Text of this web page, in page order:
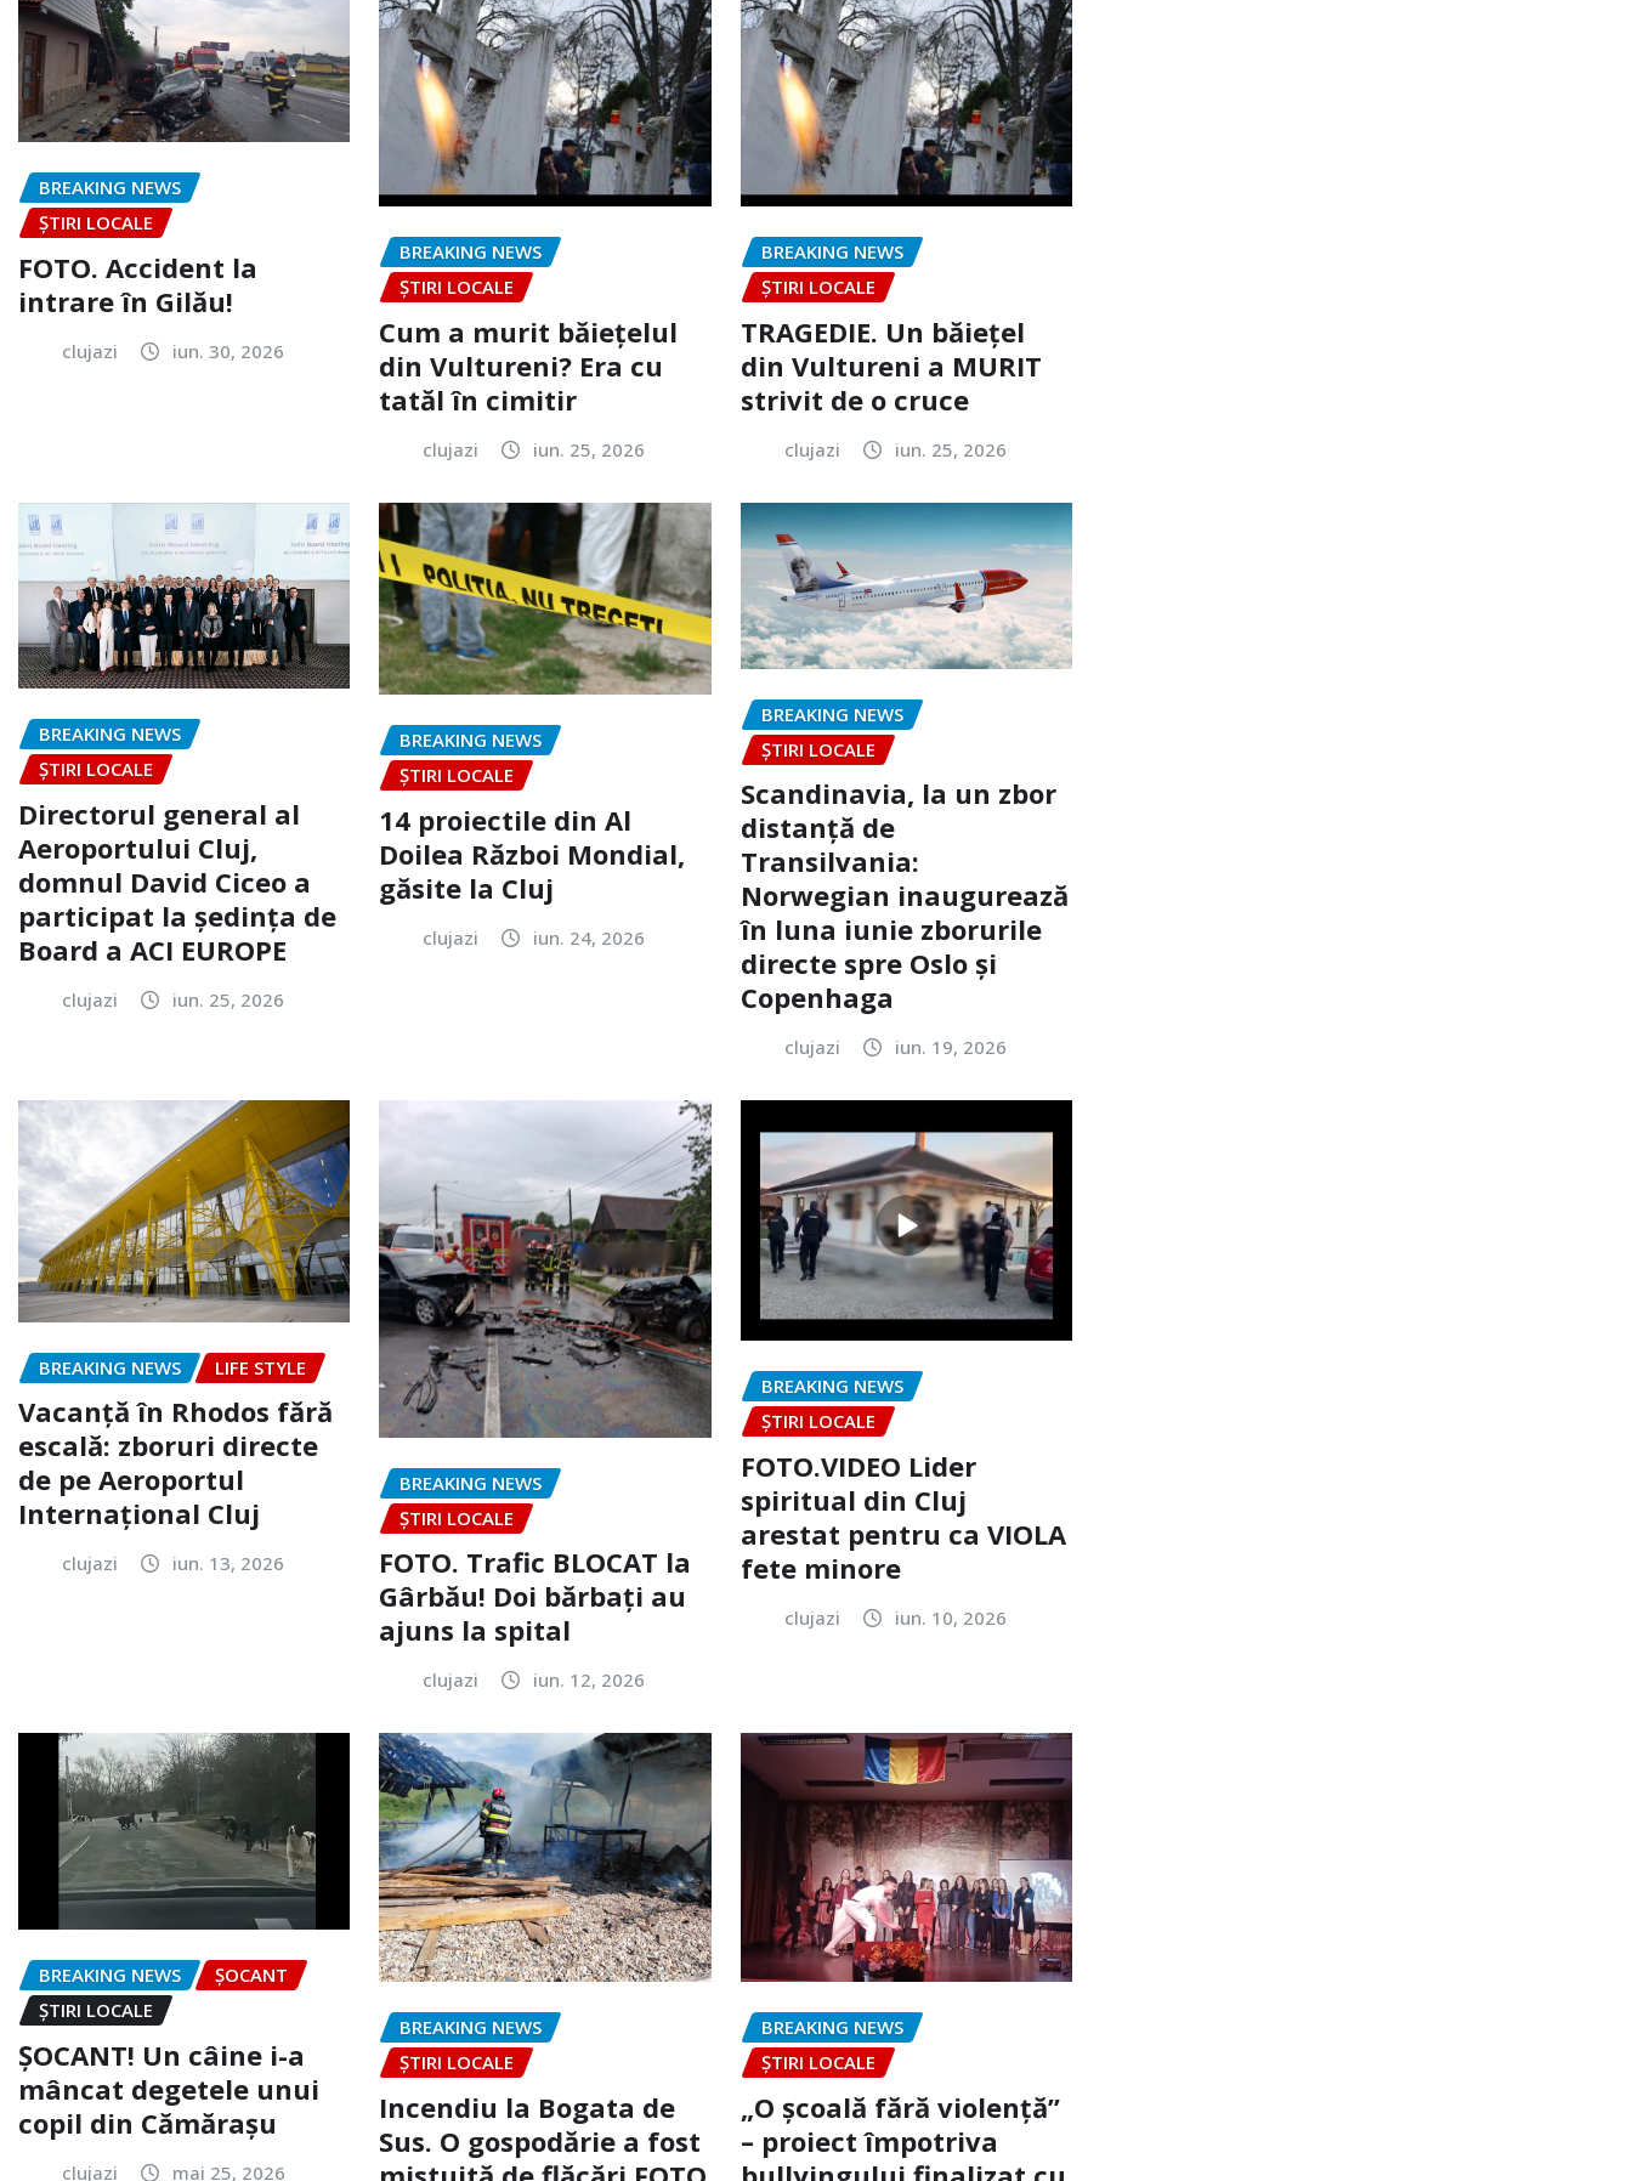
BREAKING NEWS
ȘTIRI LOCALE
FOTO. Accident la
intrare în Gilău!
clujazi iun. 30, 2026
BREAKING NEWS
ȘTIRI LOCALE
Cum a murit băiețelul
din Vultureni? Era cu
tatăl în cimitir
clujazi iun. 25, 2026
BREAKING NEWS
ȘTIRI LOCALE
TRAGEDIE. Un băiețel
din Vultureni a MURIT
strivit de o cruce
clujazi iun. 25, 2026
BREAKING NEWS
ȘTIRI LOCALE
Directorul general al
Aeroportului Cluj,
domnul David Ciceo a
participat la ședința de
Board a ACI EUROPE
clujazi iun. 25, 2026
BREAKING NEWS
ȘTIRI LOCALE
14 proiectile din Al
Doilea Război Mondial,
găsite la Cluj
clujazi iun. 24, 2026
BREAKING NEWS
ȘTIRI LOCALE
Scandinavia, la un zbor
distanță de
Transilvania:
Norwegian inaugurează
în luna iunie zborurile
directe spre Oslo și
Copenhaga
clujazi iun. 19, 2026
BREAKING NEWS LIFE STYLE
Vacanță în Rhodos fără
escală: zboruri directe
de pe Aeroportul
Internațional Cluj
clujazi iun. 13, 2026
BREAKING NEWS
ȘTIRI LOCALE
FOTO. Trafic BLOCAT la
Gârbău! Doi bărbați au
ajuns la spital
clujazi iun. 12, 2026
BREAKING NEWS
ȘTIRI LOCALE
FOTO.VIDEO Lider
spiritual din Cluj
arestat pentru ca VIOLA
fete minore
clujazi iun. 10, 2026
BREAKING NEWS
ȘOCANT
ȘTIRI LOCALE
ȘOCANT! Un câine i-a
mâncat degetele unui
copil din Cămărașu
clujazi mai 25, 2026
BREAKING NEWS
ȘTIRI LOCALE
Incendiu la Bogata de
Sus. O gospodărie a fost
BREAKING NEWS
ȘTIRI LOCALE
„O școală fără violență”
– proiect împotriva